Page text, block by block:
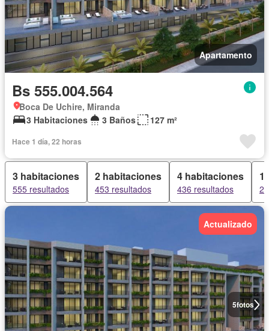
Apartamento
Bs 555.004.564
Boca De Uchire, Miranda
3 Habitaciones
3 Baños 127 m²
Hace 1 día, 22 horas
3 habitaciones
555 resultados
2 habitaciones
453 resultados
4 habitaciones
436 resultados
1
5fotos
Actualizado